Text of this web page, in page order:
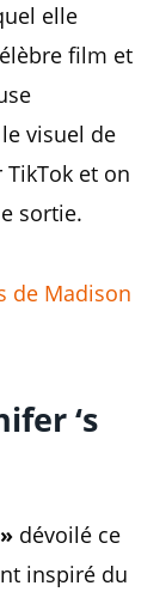
elle
film et
visuel de
TikTok et on
sortie.
de Madison
‘s
dévoilé ce
inspiré du